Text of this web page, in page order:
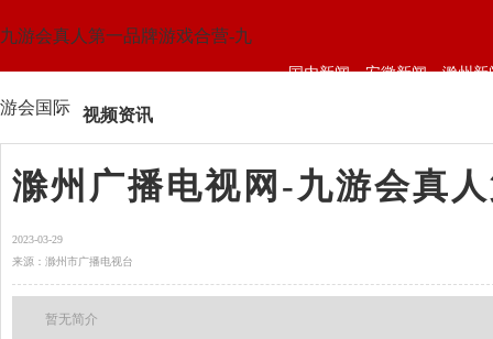
九游会真人第一品牌游戏合营-九
游会国际
国内新闻 安徽新闻 滁州新
视频资讯
滁州广播电视网-九游会真
2023-03-29
来源：滁州市广播电视台
暂无简介